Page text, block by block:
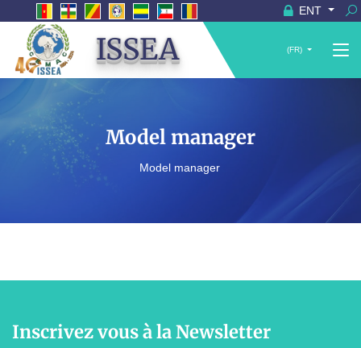
ENT
ISSEA (FR)
Model manager
Model manager
Inscrivez vous à la Newsletter